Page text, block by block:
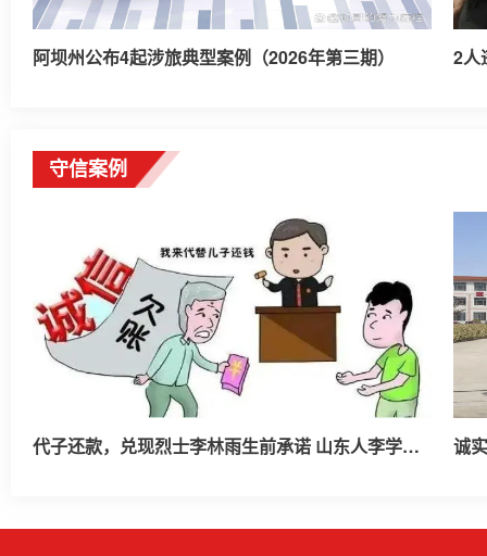
阿坝州公布4起涉旅典型案例（2026年第三期） 2人
守信案例
代子还款，兑现烈士李林雨生前承诺 山东人李学武获评“诚信之星”